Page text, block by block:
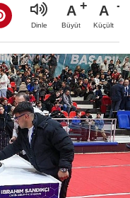
Dinle
A
Büyüt
A
Küçült